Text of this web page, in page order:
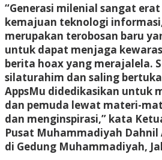
“Generasi milenial sangat
kemajuan teknologi
merupakan terobosan baru
untuk dapat menjaga
berita hoax yang merajalela.
silaturahim dan saling
AppsMu didedikasikan untuk
dan pemuda lewat materi-
dan menginspirasi,” kata
Pusat Muhammadiyah
di Gedung Muhammadiyah,